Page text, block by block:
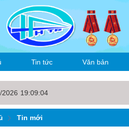
Tin tức
Thời sự
Tin nội bộ Hoạt động sản
Văn bản
Văn bản công ty
Văn bản ngành
19:09:06
Tin mới